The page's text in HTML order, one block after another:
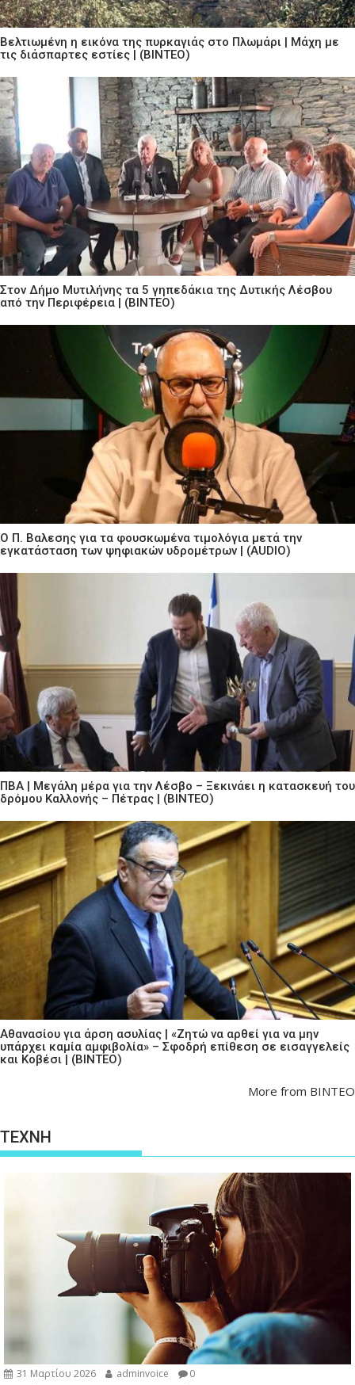
Βελτιωμένη η εικόνα της πυρκαγιάς στο Πλωμάρι | Μάχη με
τις διάσπαρτες εστίες | (ΒΙΝΤΕΟ)
Στον Δήμο Μυτιλήνης τα 5 γηπεδάκια της Δυτικής Λέσβου
από την Περιφέρεια | (ΒΙΝΤΕΟ)
Ο Π. Βαλεσης για τα φουσκωμένα τιμολόγια μετά την
εγκατάσταση των ψηφιακών υδρομέτρων | (AUDIO)
ΠΒΑ | Μεγάλη μέρα για την Λέσβο – Ξεκινάει η κατασκευή του
δρόμου Καλλονής – Πέτρας | (ΒΙΝΤΕΟ)
Αθανασίου για άρση ασυλίας | «Ζητώ να αρθεί για να μην
υπάρχει καμία αμφιβολία» – Σφοδρή επίθεση σε εισαγγελείς
και Κοβέσι | (ΒΙΝΤΕΟ)
More from ΒΙΝΤΕΟ
ΤΕΧΝΗ
31 Μαρτίου 2026 adminvoice 0